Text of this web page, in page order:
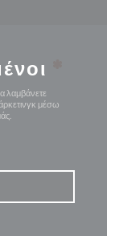
λαμβάνετε
μέσω